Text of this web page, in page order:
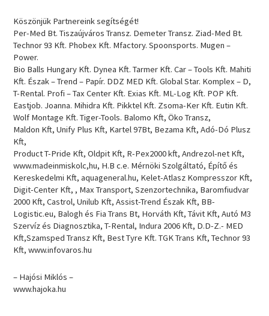
Köszönjük Partnereink segítségét!
Per-Med Bt. Tiszaújváros Transz. Demeter Transz. Ziad-Med Bt.
Technor 93 Kft. Phobex Kft. Mfactory. Spoonsports. Mugen –
Power.
Bio Balls Hungary Kft. Dynea Kft. Tarmer Kft. Car – Tools Kft. Mahiti
Kft. Észak – Trend – Papír. DDZ MED Kft. Global Star. Komplex – D,
T-Rental. Profi – Tax Center Kft. Exias Kft. ML-Log Kft. POP Kft.
Eastjob. Joanna. Mihidra Kft. Pikktel Kft. Zsoma-Ker Kft. Eutin Kft.
Wolf Montage Kft. Tiger-Tools. Balomo Kft, Öko Transz,
Maldon Kft, Unify Plus Kft, Kartel 97Bt, Bezama Kft, Adó-Dó Plusz
Kft,
Product T-Pride Kft, Oldpit Kft, R-Pex2000 kft, Andrezol-net Kft,
www.madeinmiskolc,hu, H.B c.e. Mérnöki Szolgáltató, Építő és
Kereskedelmi Kft, aquageneral.hu, Kelet-Atlasz Kompresszor Kft,
Digit-Center Kft, , Max Transport, Szenzortechnika, Baromfiudvar
2000 Kft, Castrol, Unilub Kft, Assist-Trend Észak Kft, BB-
Logistic.eu, Balogh és Fia Trans Bt, Horváth Kft, Távit Kft, Autó M3
Szervíz és Diagnosztika, T-Rental, Indura 2006 Kft, D.D-Z.- MED
Kft,Szamsped Transz Kft, Best Tyre Kft. TGK Trans Kft, Technor 93
Kft, www.infovaros.hu
– Hajósi Miklós –
www.hajoka.hu